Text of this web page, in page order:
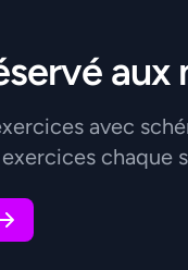
aux
avec
chaque